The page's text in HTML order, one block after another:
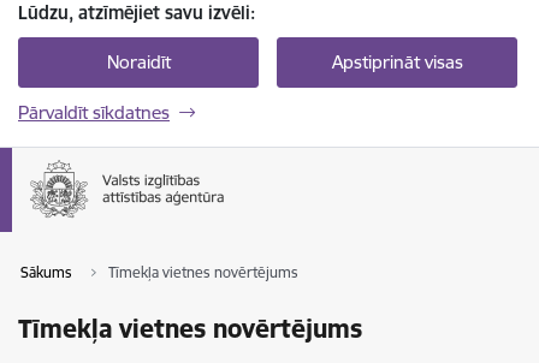
Lūdzu, atzīmējiet savu izvēli:
Noraidīt Apstiprināt visas
Pārvaldīt sīkdatnes
Sākums Tīmekļa vietnes novērtējums
Tīmekļa vietnes novērtējums